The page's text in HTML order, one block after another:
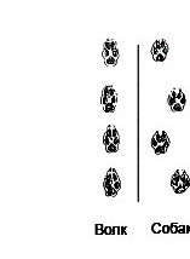
Візуальне
Научпоп
Inter/antinational